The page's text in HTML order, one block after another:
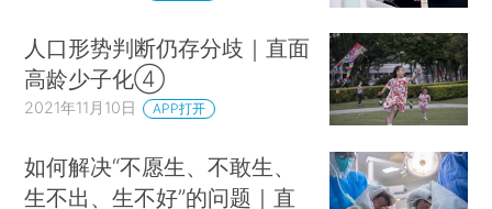
人口形势判断仍存分歧｜直面
高龄少子化④
2021年11月10日 APP打开
如何解决“不愿生、不敢生、
生不出、生不好”的问题｜直